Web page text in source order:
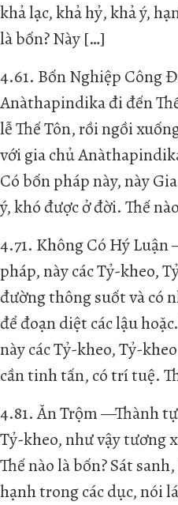
khả lạc, khả hỷ, khả ý,
là bốn? Này […]
4.61. Bốn Nghiệp Công
Anàthapindika đi đến
lễ Thế Tôn, rồi ngồi
với gia chủ
Có bốn pháp này, này
ý, khó được ở đời. Thế
4.71. Không Có Hý
pháp, này các Tỷ-kheo,
đường thông suốt và có
để đoạn diệt các lậu
này các Tỷ-kheo, Tỷ-
cần tinh tấn, có trí tuệ.
4.81. Ăn Trộm —Thành
Tỷ-kheo, như vậy tương
Thế nào là bốn? Sát
hạnh trong các dục, nói